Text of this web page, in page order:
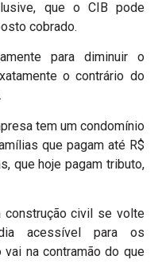
que o CIB pode
cobrado.
para diminuir o
o contrário do
tem um condomínio
que pagam até R$
que hoje pagam tributo,
construção civil se volte
acessível para os
na contramão do que